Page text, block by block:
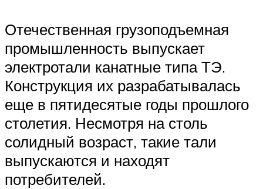
Отечественная грузоподъемная
промышленность выпускает
электротали канатные типа ТЭ.
Конструкция их разрабатывалась
еще в пятидесятые годы прошлого
столетия. Несмотря на столь
солидный возраст, такие тали
выпускаются и находят
потребителей.